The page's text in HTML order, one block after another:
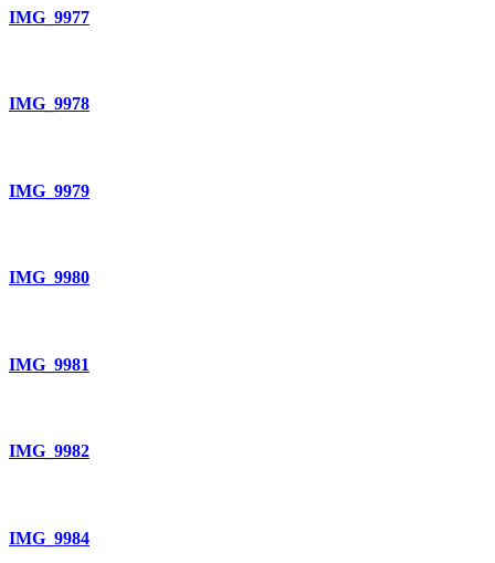
IMG_9977
IMG_9978
IMG_9979
IMG_9980
IMG_9981
IMG_9982
IMG_9984